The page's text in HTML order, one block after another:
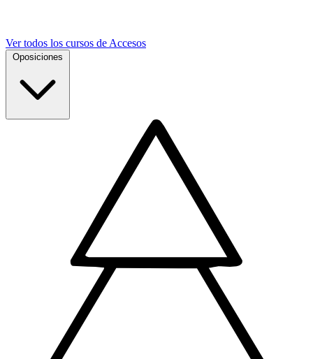
Ver todos los cursos de Accesos
Oposiciones